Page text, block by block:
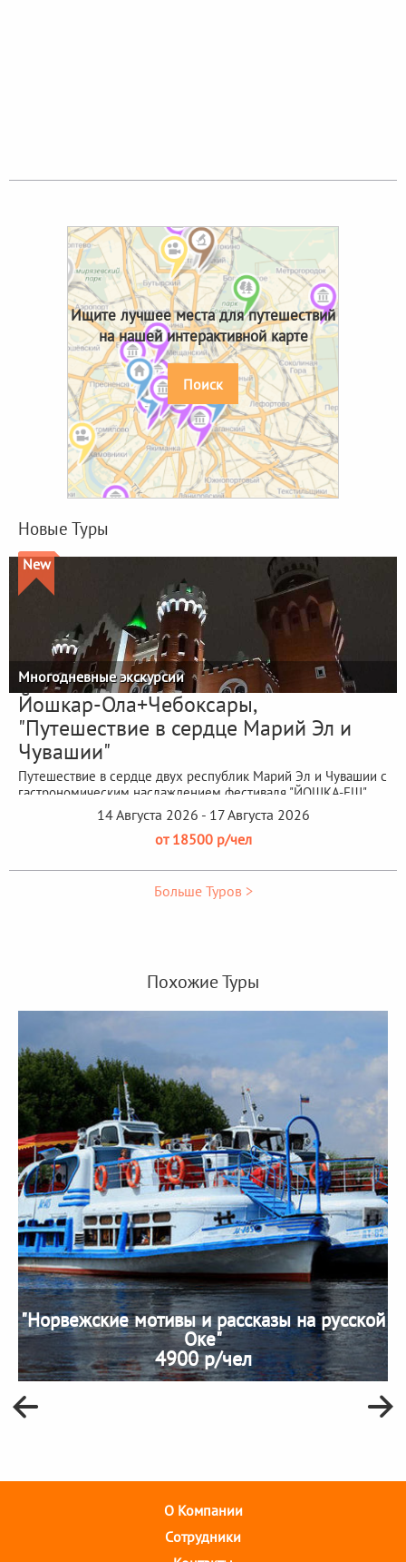
Ищите лучшее места для путешествий
на нашей интерактивной карте
Поиск
Новые Туры
New
Многодневные экскурсии
Йошкар-Ола+Чебоксары,
"Путешествие в сердце Марий Эл и
Чувашии"
Путешествие в сердце двух республик Марий Эл и Чувашии с
гастрономическим наслаждением фестиваля "ЙОШКА-ЕШ"
14 Августа 2026 - 17 Августа 2026
от 18500 р/чел
Больше Туров >
Похожие Туры
"Норвежские мотивы и рассказы на русской
Оке"
4900 р/чел
О Компании
Cотрудники